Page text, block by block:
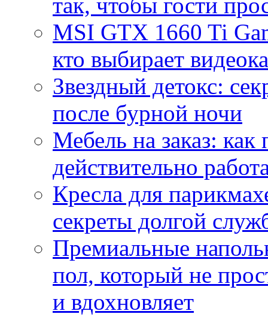
так, чтобы гости
MSI GTX 1660 Ti
кто выбирает
Звездный детокс:
после бурной ночи
Мебель на заказ:
действительно
Кресла для
секреты долгой
Премиальные
пол, который не
и вдохновляет